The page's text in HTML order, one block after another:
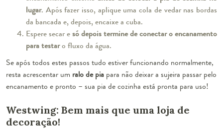
lugar. Após fazer isso, aplique uma cola de vedar nas bordas
da bancada e, depois, encaixe a cuba.
Espere secar esó depois termine de conectar o encanamento
para testaro fluxo da água.
Se após todos estes passos tudo estiver funcionando normalmente,
resta acrescentar um ralo de pia para não deixar a sujeira passar pelo
encanamento e pronto – sua pia de cozinha está pronta para uso!
Westwing: Bem mais que uma loja de
decoração!